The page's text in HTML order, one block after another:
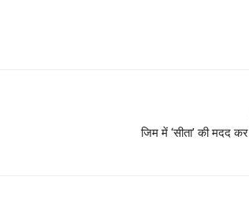
जिम में ‘सीता’ की मदद कर